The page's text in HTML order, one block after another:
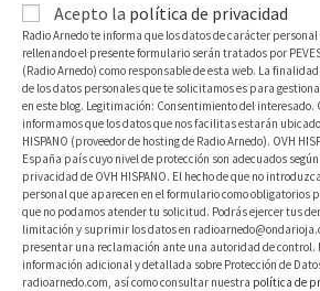
Acepto la política de privacidad
Radio Arnedo te informa que los datos de carácter
rellenando el presente formulario serán tratados por
(Radio Arnedo) como responsable de esta web. La
de los datos personales que te solicitamos es para
en este blog. Legitimación: Consentimiento del interesado.
informamos que los datos que nos facilitas estarán
HISPANO (proveedor de hosting de Radio Arnedo). OVH
España país cuyo nivel de protección son adecuados
privacidad de OVH HISPANO. El hecho de que no
personal que aparecen en el formulario como obligatorios
que no podamos atender tu solicitud. Podrás ejercer tus
limitación y suprimir los datos en
presentar una reclamación ante una autoridad de control.
información adicional y detallada sobre Protección de
radioarnedo.com, así como consultar nuestra política de